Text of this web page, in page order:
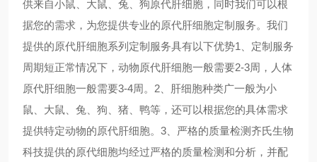
供来自小鼠、大鼠、兔、狗原代肝细胞，同时我们可以根
据您的需求，为您提供专业的原代肝细胞定制服务。我们
提供的原代肝细胞系列定制服务具有以下优势1、定制服务
周期短正常情况下，动物原代肝细胞一般需要2-3周，人体
原代肝细胞一般需要3-4周。2、肝细胞种类广一般为小
鼠、大鼠、兔、狗、猪、鸭等，还可以根据您的具体需求
提供特定动物的原代肝细胞。3、严格的质量检测齐氏生物
科技提供的原代细胞均经过严格的质量检测和分析，并配